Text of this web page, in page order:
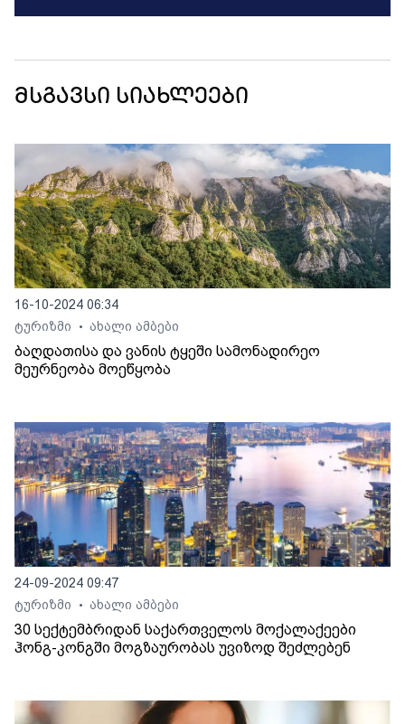
მსგავსი სიახლეები
16-10-2024 06:34
ტურიზმი
• ახალი ამბები
ბაღდათისა და ვანის ტყეში სამონადირეო
მეურნეობა მოეწყობა
24-09-2024 09:47
ტურიზმი
• ახალი ამბები
30 სექტემბრიდან საქართველოს მოქალაქეები
ჰონგ-კონგში მოგზაურობას უვიზოდ შეძლებენ